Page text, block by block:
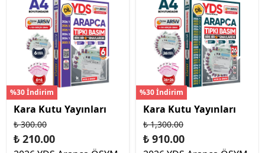
%30 İndirim
Kara Kutu Yayınları
₺ 300.00
₺ 210.00
%30 İndirim
Kara Kutu Yayınları
₺ 1,300.00
₺ 910.00